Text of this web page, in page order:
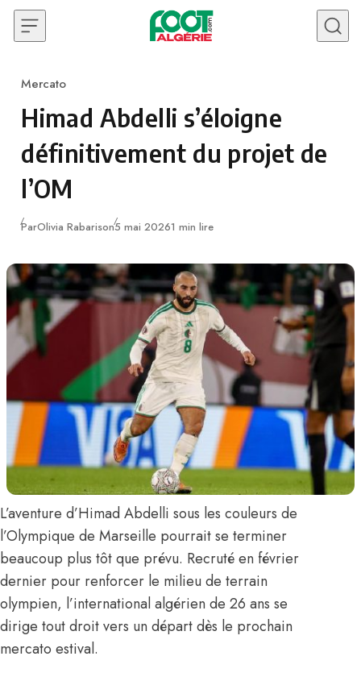
Skip to content
Category
Mercato
Himad Abdelli s’éloigne
définitivement du projet de
l’OM
ParOlivia RabarisonPublié
5 mai 20261 min lire
L’aventure d’Himad Abdelli sous les couleurs de
l’Olympique de Marseille pourrait se terminer
beaucoup plus tôt que prévu. Recruté en février
dernier pour renforcer le milieu de terrain
olympien, l’international algérien de 26 ans se
dirige tout droit vers un départ dès le prochain
mercato estival.